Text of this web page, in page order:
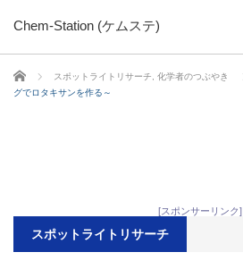
Chem-Station (ケムステ)
ホーム スポットライトリサーチ 化学者のつぶやき
グでロタキサンを作る～
[スポンサーリンク]
スポットライトリサーチ